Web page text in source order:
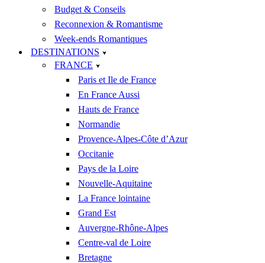
Budget & Conseils
Reconnexion & Romantisme
Week-ends Romantiques
DESTINATIONS
FRANCE
Paris et Ile de France
En France Aussi
Hauts de France
Normandie
Provence-Alpes-Côte d’Azur
Occitanie
Pays de la Loire
Nouvelle-Aquitaine
La France lointaine
Grand Est
Auvergne-Rhône-Alpes
Centre-val de Loire
Bretagne